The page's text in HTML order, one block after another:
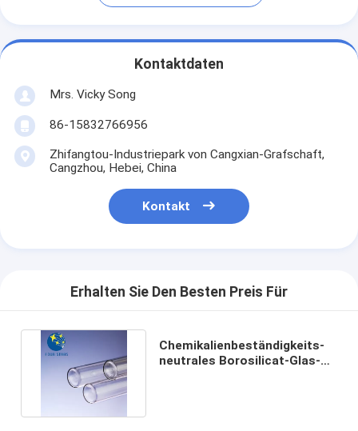
Kontaktdaten
Mrs. Vicky Song
86-15832766956
Zhifangtou-Industriepark von Cangxian-Grafschaft,
Cangzhou, Hebei, China
Kontakt
Erhalten Sie Den Besten Preis Für
Chemikalienbeständigkeits-
neutrales Borosilicat-Glas-